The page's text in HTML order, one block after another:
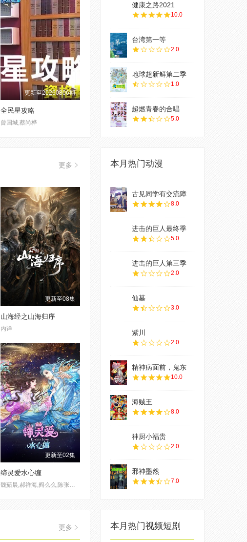
更新至20260806期
全民星攻略
曾国城,蔡尚桦
健康之路2021
10.0
台湾第一等
2.0
地球超新鲜第二季
1.0
超燃青春的合唱
5.0
更多
更新至08集
山海经之山海归序
内详
更新至02集
缔灵爱水心缠
魏茹晨,郝祥海,阎么么,陈张太康,关云月,楚越,闫夜桥,刘知否,林柏青,陆庚宜,图特哈蒙,金琪
本月热门动漫
古见同学有交流障
8.0
进击的巨人最终季
5.0
进击的巨人第三季
2.0
仙墓
3.0
紫川
2.0
精神病面前，鬼东
10.0
海贼王
8.0
神厨小福贵
2.0
邪神墨然
7.0
更多 本月热门视频短剧